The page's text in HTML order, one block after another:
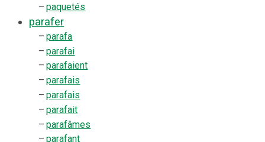
– paquetés
parafer
– parafa
– parafai
– parafaient
– parafais
– parafais
– parafait
– parafâmes
– parafant